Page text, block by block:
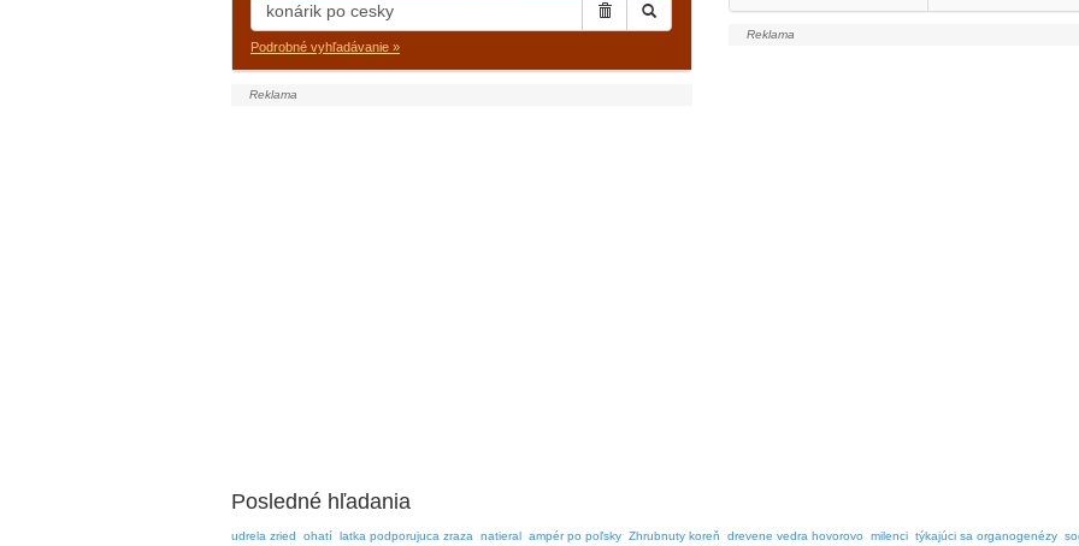
Podrobné vyhľadávanie »
Posledné hľadania
udrela zried ohatí latka podporujuca zraza natieral ampér po poľsky Zhrubnuty koreň drevene vedra hovorovo milenci týkajúci sa organogenézy